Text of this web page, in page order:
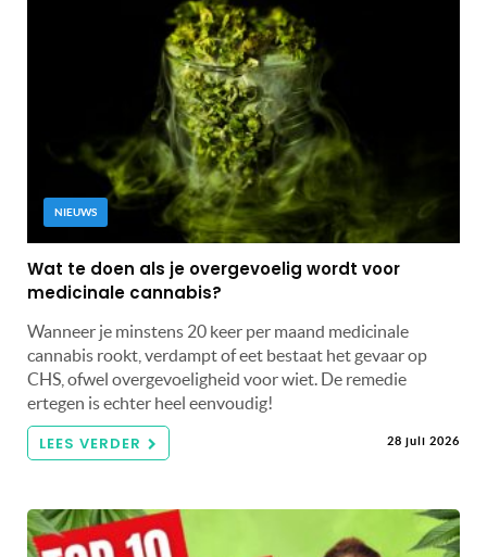
NIEUWS
Wat te doen als je overgevoelig wordt voor
medicinale cannabis?
Wanneer je minstens 20 keer per maand medicinale
cannabis rookt, verdampt of eet bestaat het gevaar op
CHS, ofwel overgevoeligheid voor wiet. De remedie
ertegen is echter heel eenvoudig!
LEES VERDER 28 juli 2026